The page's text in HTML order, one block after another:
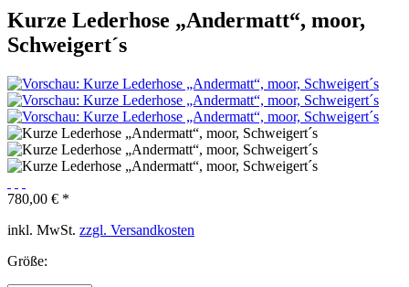
Kurze Lederhose „Andermatt“, moor,
Schweigert´s
780,00 € *
inkl. MwSt. zzgl. Versandkosten
Größe: